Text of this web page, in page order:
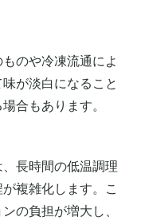
のや冷凍流通によ
が淡白になること
合もあります。
長時間の低温調理
複雑化します。こ
の負担が増大し、